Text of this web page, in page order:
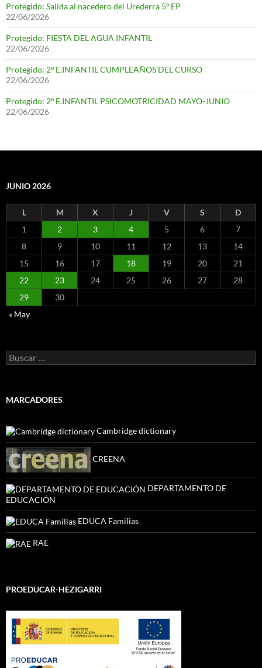
Protegido: Salida al nacedero del Urederra 5º EP
22/06/2026
Protegido: FIESTA DEL AGUA INFANTIL
22/06/2026
Protegido: 2º E.INFANTIL CUMPLEAÑOS DEL CURSO
22/06/2026
Protegido: 2º E.INFANTIL PSICOMOTRICIDAD MAYO-JUNIO
22/06/2026
JUNIO 2026
L M X J V S
D
1
2 3 4 5 6
7
8
9 10 11 12 13
14
15
16 17 18 19 20
21
22
23 24 25 26 27
28
29
30
« May
Buscar:
MARCADORES
Cambridge dictionary
CREENA
DEPARTAMENTO DE
EDUCACIÓN
EDUCA Familias
RAE
PROEDUCAR-HEZIGARRI